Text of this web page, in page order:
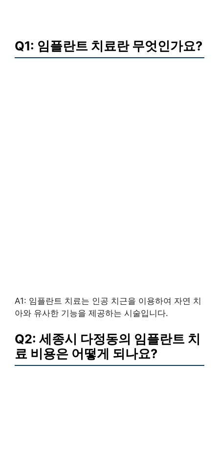
Q1: 임플란트 치료란 무엇인가요?
A1: 임플란트 치료는 인공 치근을 이용하여 자연 치
아와 유사한 기능을 제공하는 시술입니다.
Q2: 세종시 다정동의 임플란트 치
료 비용은 어떻게 되나요?